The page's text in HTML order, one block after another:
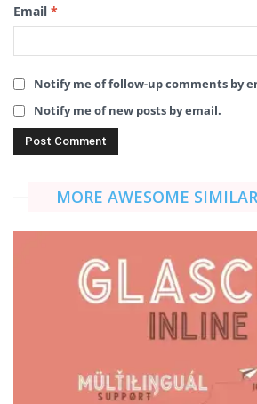
Email *
Notify me of follow-up comments by
Notify me of new posts by email.
MORE AWESOME